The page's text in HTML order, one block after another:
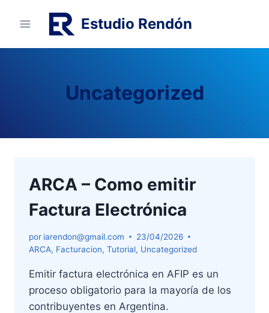
Estudio Rendón
Uncategorized
ARCA – Como emitir
Factura Electrónica
por iarendon@gmail.com
23/04/2026
ARCA, Facturacion, Tutorial, Uncategorized
Emitir factura electrónica en AFIP es un
proceso obligatorio para la mayoría de los
contribuyentes en Argentina.